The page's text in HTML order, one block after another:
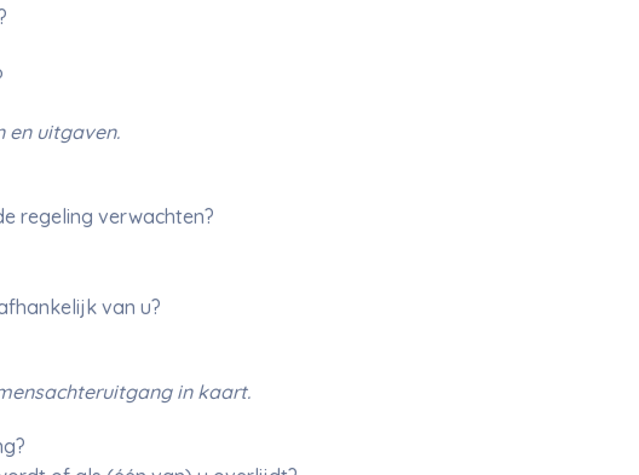
en uitgaven.
regeling verwachten?
van u?
in kaart.